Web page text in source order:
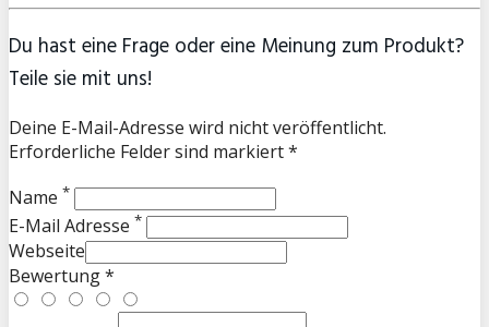
Du hast eine Frage oder eine Meinung zum Produkt?
Teile sie mit uns!
Deine E-Mail-Adresse wird nicht veröffentlicht.
Erforderliche Felder sind markiert *
Name *
E-Mail Adresse *
Webseite
Bewertung *